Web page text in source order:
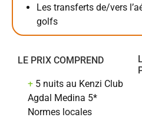
Les transferts de/vers
golfs
LE PRIX COMPREND
+ 5 nuits au Kenzi Club
Agdal Medina 5*
Normes locales